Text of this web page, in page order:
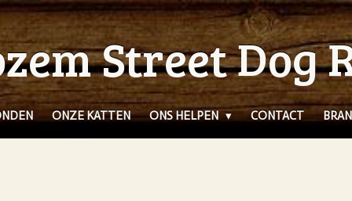
Street Dog
ONZE KATTEN ONS HELPEN CONTACT BRAN